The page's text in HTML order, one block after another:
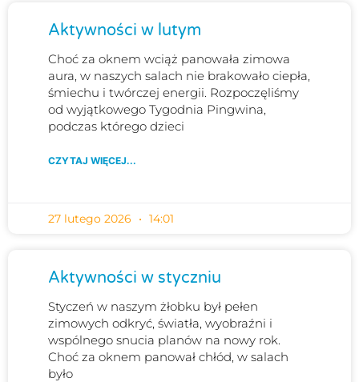
Aktywności w lutym
Choć za oknem wciąż panowała zimowa
aura, w naszych salach nie brakowało ciepła,
śmiechu i twórczej energii. Rozpoczęliśmy
od wyjątkowego Tygodnia Pingwina,
podczas którego dzieci
CZYTAJ WIĘCEJ...
27 lutego 2026 14:01
Aktywności w styczniu
Styczeń w naszym żłobku był pełen
zimowych odkryć, światła, wyobraźni i
wspólnego snucia planów na nowy rok.
Choć za oknem panował chłód, w salach
było